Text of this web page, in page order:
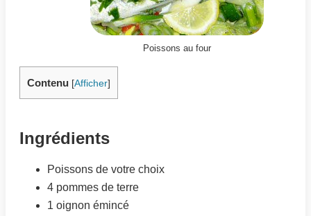
Poissons au four
Contenu [Afficher]
Ingrédients
Poissons de votre choix
4 pommes de terre
1 oignon émincé